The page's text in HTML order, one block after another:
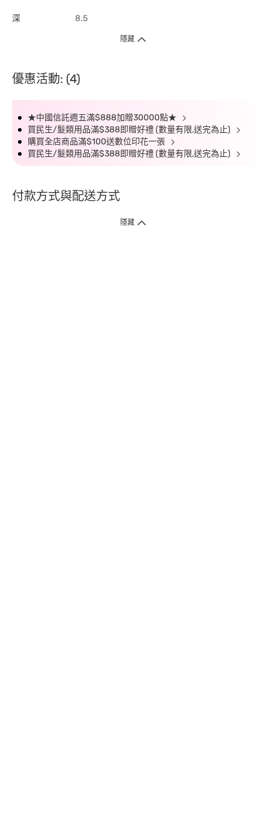
深 8.5
隱藏
優惠活動: (4)
★中國信託週五滿$888加贈30000點★
買民生/髮類用品滿$388即贈好禮 (數量有限,送完為止)
購買全店商品滿$100送數位印花一張
買民生/髮類用品滿$388即贈好禮 (數量有限,送完為止)
付款方式與配送方式
隱藏